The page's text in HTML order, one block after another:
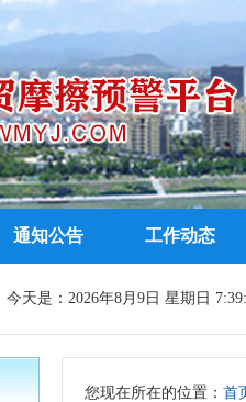
通知公告 工作动态
今天是：2026年8月9日 星期日
您现在所在的位置： 首